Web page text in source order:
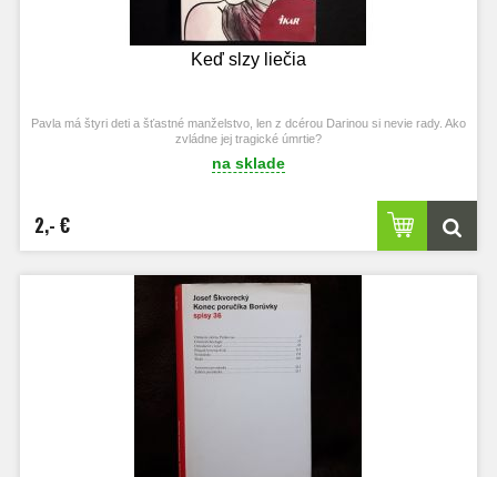
Keď slzy liečia
Pavla má štyri deti a šťastné manželstvo, len z dcérou Darinou si nevie rady. Ako
zvládne jej tragické úmrtie?
na sklade
2,- €